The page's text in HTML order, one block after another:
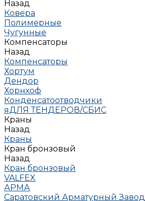
Назад
Ковера
Полимерные
Чугунные
Компенсаторы
Назад
Компенсаторы
Хортум
Дендор
Хорнхоф
Конденсатоотводчики
яДЛЯ ТЕНДЕРОВ/СБИС
Краны
Назад
Краны
Кран бронзовый
Назад
Кран бронзовый
VALFEX
АРМА
Саратовский Арматурный Завод